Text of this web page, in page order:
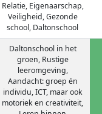
Relatie, Eigenaarschap,
Veiligheid, Gezonde
school, Daltonschool
Daltonschool in het
groen, Rustige
leeromgeving,
Aandacht: groep én
individu, ICT, maar ook
motoriek en creativiteit,